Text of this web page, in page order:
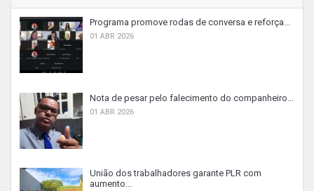
Programa promove rodas de conversa e reforça...
01 ABR 2026
Nota de pesar pelo falecimento do companheiro...
01 ABR 2026
União dos trabalhadores garante PLR com
aumento...